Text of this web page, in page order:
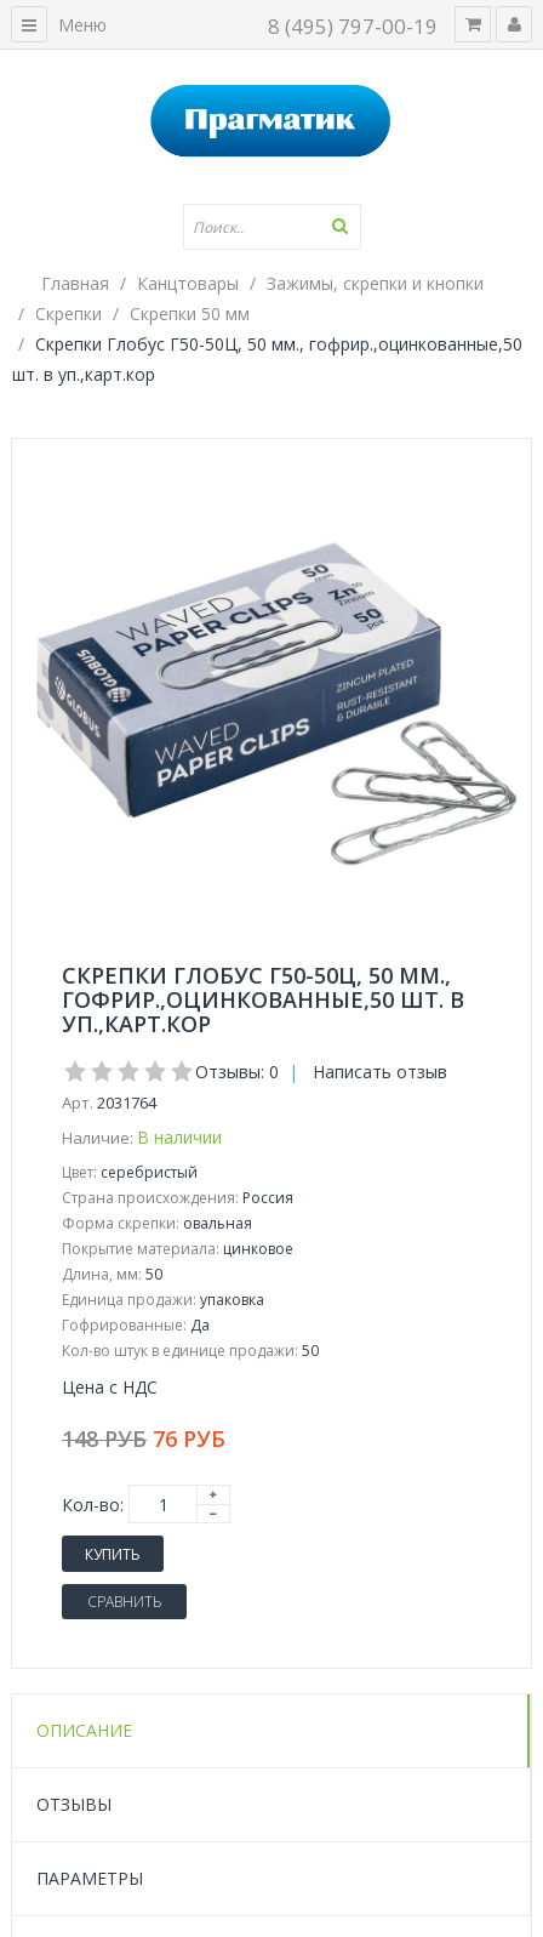
8 (495) 797-00-19
Меню
Главная Канцтовары
Зажимы, скрепки и кнопки
Скрепки
Скрепки 50 мм
Скрепки Глобус Г50-50Ц, 50 мм., гофрир.,оцинкованные,50
шт. в уп.,карт.кор
СКРЕПКИ ГЛОБУС Г50-50Ц, 50 ММ.,
ГОФРИР.,ОЦИНКОВАННЫЕ,50 ШТ. В
УП.,КАРТ.КОР
Отзывы: 0 | Написать отзыв
Арт. 2031764
Наличие: В наличии
Цвет: серебристый
Страна происхождения: Россия
Форма скрепки: овальная
Покрытие материала: цинковое
Длина, мм: 50
Единица продажи: упаковка
Гофрированные: Да
Кол-во штук в единице продажи: 50
Цена с НДС
148 РУБ 76 РУБ
Кол-во:
КУПИТЬ
СРАВНИТЬ
ОПИСАНИЕ
ОТЗЫВЫ
ПАРАМЕТРЫ